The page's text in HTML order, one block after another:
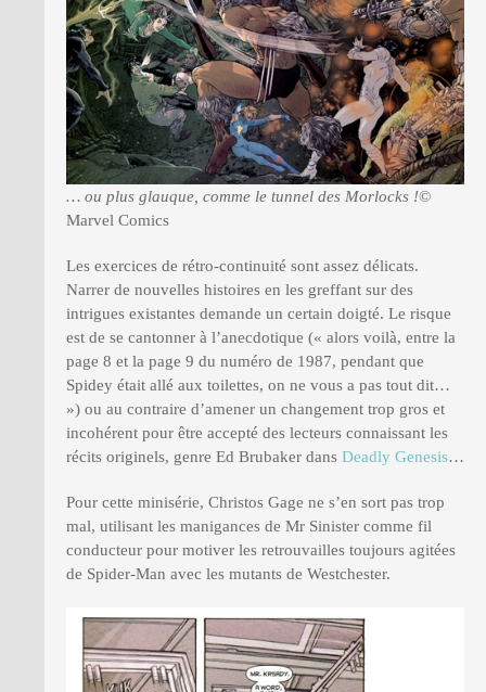
… ou plus glauque, comme le tunnel des Morlocks !©
Marvel Comics
Les exercices de rétro-continuité sont assez délicats.
Narrer de nouvelles histoires en les greffant sur des
intrigues existantes demande un certain doigté. Le risque
est de se cantonner à l’anecdotique (« alors voilà, entre la
page 8 et la page 9 du numéro de 1987, pendant que
Spidey était allé aux toilettes, on ne vous a pas tout dit…
») ou au contraire d’amener un changement trop gros et
incohérent pour être accepté des lecteurs connaissant les
récits originels, genre Ed Brubaker dans Deadly Genesis…
Pour cette minisérie, Christos Gage ne s’en sort pas trop
mal, utilisant les manigances de Mr Sinister comme fil
conducteur pour motiver les retrouvailles toujours agitées
de Spider-Man avec les mutants de Westchester.